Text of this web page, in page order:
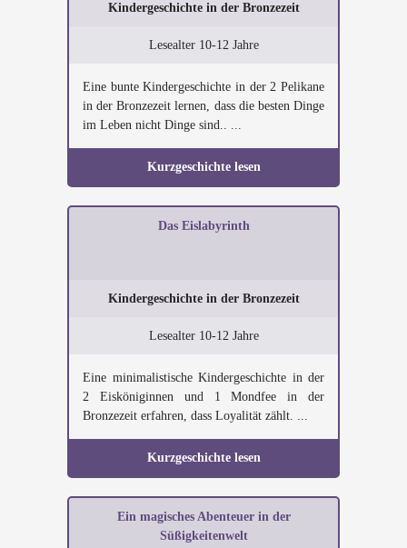
Kindergeschichte in der Bronzezeit
Lesealter 10-12 Jahre
Eine bunte Kindergeschichte in der 2 Pelikane
in der Bronzezeit lernen, dass die besten Dinge
im Leben nicht Dinge sind.. ...
Kurzgeschichte lesen
Das Eislabyrinth
Kindergeschichte in der Bronzezeit
Lesealter 10-12 Jahre
Eine minimalistische Kindergeschichte in der
2 Eisköniginnen und 1 Mondfee in der
Bronzezeit erfahren, dass Loyalität zählt. ...
Kurzgeschichte lesen
Ein magisches Abenteuer in der
Süßigkeitenwelt